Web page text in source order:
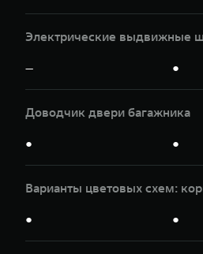
Электрические выдвижные
— ●
Доводчик двери багажника
● ●
Варианты цветовых схем:
● ●